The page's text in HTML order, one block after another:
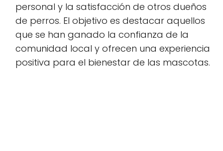
personal y la satisfacción de otros dueños
de perros. El objetivo es destacar aquellos
que se han ganado la confianza de la
comunidad local y ofrecen una experiencia
positiva para el bienestar de las mascotas.